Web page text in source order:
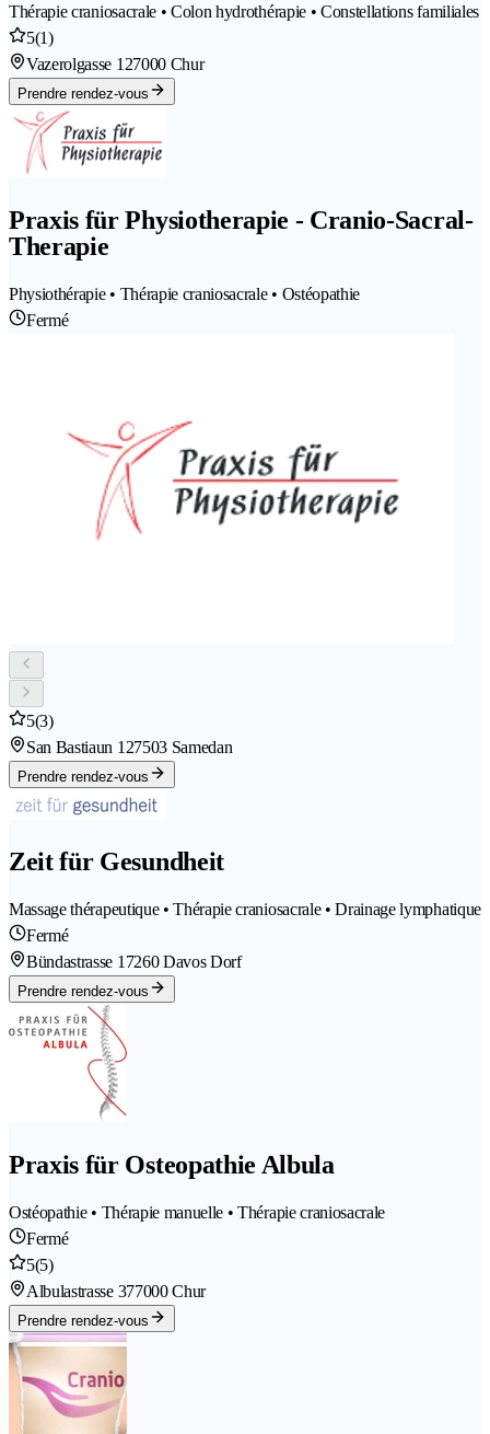
Thérapie craniosacrale • Colon hydrothérapie • Constellations familiales
5(1)
Vazerolgasse 127000 Chur
Prendre rendez-vous
Praxis für Physiotherapie - Cranio-Sacral-
Therapie
Physiothérapie • Thérapie craniosacrale • Ostéopathie
Fermé
5(3)
San Bastiaun 127503 Samedan
Prendre rendez-vous
Zeit für Gesundheit
Massage thérapeutique • Thérapie craniosacrale • Drainage lymphatique
Fermé
Bündastrasse 1 7260 Davos Dorf
Prendre rendez-vous
Praxis für Osteopathie Albula
Ostéopathie • Thérapie manuelle • Thérapie craniosacrale
Fermé
5(5)
Albulastrasse 377000 Chur
Prendre rendez-vous